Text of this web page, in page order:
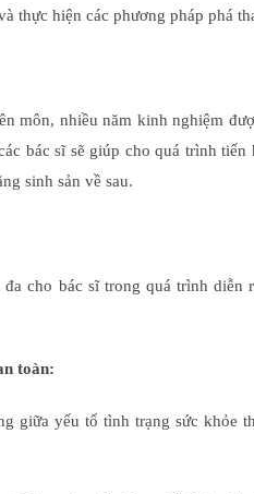
thực hiện các phương pháp phá
môn, nhiều năm kinh nghiệm
bác sĩ sẽ giúp cho quá trình
sinh sản về sau.
cho bác sĩ trong quá trình diễn
toàn:
giữa yếu tố tình trạng sức khỏe